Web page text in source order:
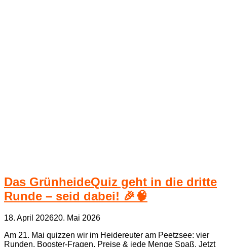
Das GrünheideQuiz geht in die dritte
Runde – seid dabei! 🎉🧠
18. April 202620. Mai 2026
Am 21. Mai quizzen wir im Heidereuter am Peetzsee: vier
Runden, Booster‑Fragen, Preise & jede Menge Spaß. Jetzt